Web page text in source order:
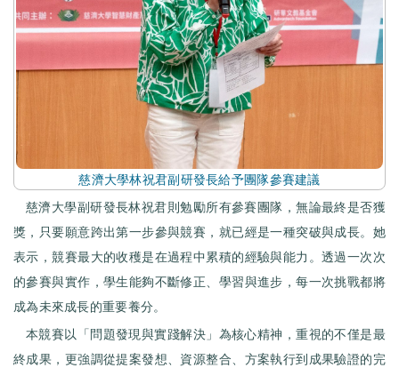
慈濟大學林祝君副研發長給予團隊參賽建議
慈濟大學副研發長林祝君則勉勵所有參賽團隊，無論最終是否獲
獎，只要願意跨出第一步參與競賽，就已經是一種突破與成長。她
表示，競賽最大的收穫是在過程中累積的經驗與能力。透過一次次
的參賽與實作，學生能夠不斷修正、學習與進步，每一次挑戰都將
成為未來成長的重要養分。
本競賽以「問題發現與實踐解決」為核心精神，重視的不僅是最
終成果，更強調從提案發想、資源整合、方案執行到成果驗證的完